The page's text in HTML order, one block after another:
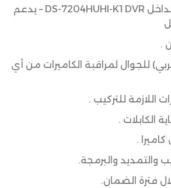
جهاز تسجيل 8 مداخل DS-7204HUHI-K1 DVR – يدعم
.
للجوال لمراقبة الكاميرات من أي
اللازمة للتركيب .
الكابلات .
والتمديد والبرمجة.
فترة الضمان.